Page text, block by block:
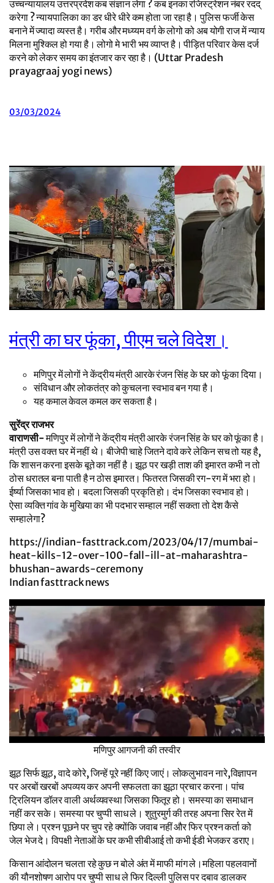
उच्चन्यायालय उत्तरप्रदेश कब संज्ञान लेगा ? कब इनका रजिस्ट्रेशन नंबर रदद्
करेगा ? न्यायपालिका का डर धीरे धीरे कम होता जा रहा है। पुलिस फर्जी केस
बनाने में ज्यादा व्यस्त है। गरीब और मध्य्यम वर्ग के लोगो को अब योगी राज में न्याय
मिलना मुश्किल हो गया है। लोगो मे भारी भय व्याप्त है। पीड़ित परिवार केस दर्ज
करने को लेकर समय का इंतजार कर रहा है। (Uttar Pradesh
prayagraaj yogi news)
03/03/2024
मंत्री का घर फूंका, पीएम चले विदेश।
मणिपुर में लोगों ने केंद्रीय मंत्री आरके रंजन सिंह के घर को फूंका दिया।
संविधान और लोकतंत्र को कुचलना स्वभाव बन गया है।
यह कमाल केवल कमल कर सकता है।
सुरेंद्र राजभर
वाराणसी-मणिपुर में लोगों ने केंद्रीय मंत्री आरके रंजन सिंह के घर को फूंका है।
मंत्री उस वक्त घर में नहीं थे। बीजेपी चाहे जितने दावे करे लेकिन सच तो यह है,
कि शासन करना इसके बूते का नहीं है। झूठ पर खड़ी ताश की इमारत कभी न तो
ठोस धरातल बना पाती है न ठोस इमारत। फितरत जिसकी रग-रग में भरा हो।
ईर्ष्या जिसका भाव हो। बदला जिसकी प्रकृति हो। दंभ जिसका स्वभाव हो।
ऐसा व्यक्ति गांव के मुखिया का भी पदभार सम्हाल नहीं सकता तो देश कैसे
सम्हालेगा?
https://indian-fasttrack.com/2023/04/17/mumbai-
heat-kills-12-over-100-fall-ill-at-maharashtra-
bhushan-awards-ceremony
Indian fasttrack news
मणिपुर आगजनी की तस्वीर
झूठ सिर्फ झूठ, वादे कोरे, जिन्हें पूरे नहीं किए जाएं। लोकलुभावन नारे,विज्ञापन
पर अरबों खरबों अपव्यय कर अपनी सफलता का झूठा प्रचार करना। पांच
ट्रिलियन डॉलर वाली अर्थव्यवस्था जिसका फितूर हो। समस्या का समाधान
नहीं कर सके। समस्या पर चुप्पी साध ले। शुतुरमुर्ग की तरह अपना सिर रेत में
छिपा ले। प्रश्न पूछने पर चुप रहे क्योंकि जवाब नहीं और फिर प्रश्न कर्ता को
जेल भेज दे। विपक्षी नेताओं के घर कभी सीबीआई तो कभी ईडी भेजकर डराए।
किसान आंदोलन चलता रहे कुछ न बोले अंत में माफी मांग ले।महिला पहलवानों
की यौनशोषण आरोप पर चुप्पी साध ले फिर दिल्ली पुलिस पर दबाव डालकर